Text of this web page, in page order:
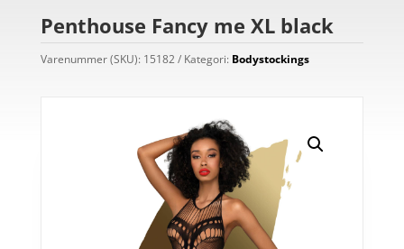
Penthouse Fancy me XL black
Varenummer (SKU): 15182 Kategori: Bodystockings